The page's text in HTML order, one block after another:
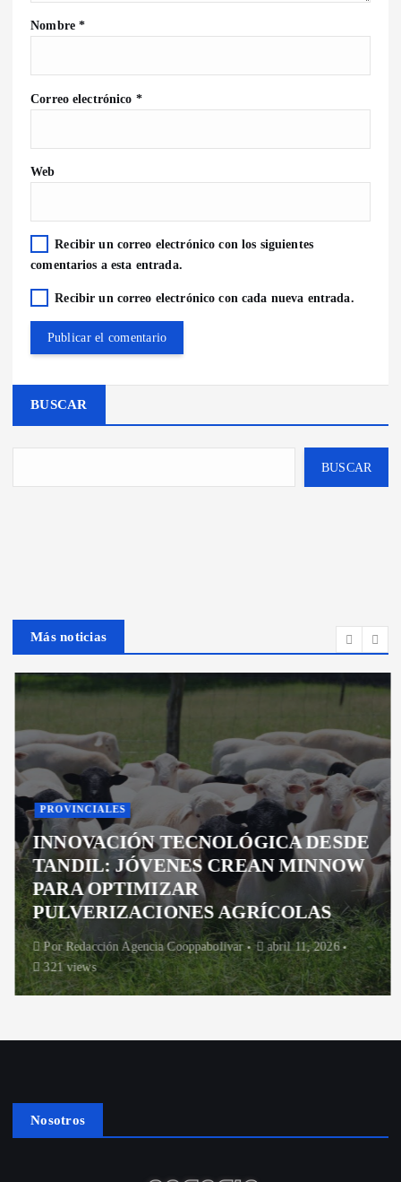
Nombre*
Correo electrónico *
Web
Recibir un correo electrónico con los siguientes
comentarios a esta entrada.
Recibir un correo electrónico con cada nueva entrada.
BUSCAR
BUSCAR
Más noticias
PROVINCIALES
INNOVACIÓN TECNOLÓGICA DESDE
TANDIL: JÓVENES CREAN MINNOW
PARA OPTIMIZAR
PULVERIZACIONES AGRÍCOLAS
PorRedacción Agencia Cooppabolivar
abril 11, 2026
321 views
Nosotros